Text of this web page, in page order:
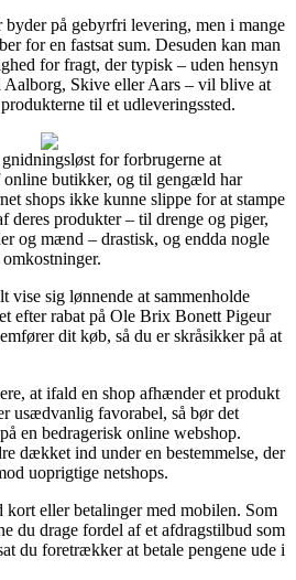
byder på gebyrfri levering, men i mange
for en fastsat sum. Desuden kan man
for fragt, der typisk – uden hensyn
Skive eller Aars – vil blive at
til et udleveringssted.
for forbrugerne at
online butikker, og til gengæld har
shops ikke kunne slippe for at stampe
deres produkter – til drenge og piger,
og mænd – drastisk, og endda nogle
vise sig lønnende at sammenholde
efter rabat på Ole Brix Bonett Pigeur
dit køb, så du er skråsikker på at
at ifald en shop afhænder et produkt
usædvanlig favorabel, så bør det
en bedragerisk online webshop.
dækket ind under en bestemmelse, der
uoprigtige netshops.
kort eller betalinger med mobilen. Som
du drage fordel af et afdragstilbud som
du foretrækker at betale pengene ude i